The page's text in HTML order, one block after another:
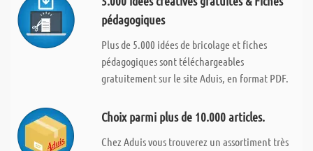
pédagogiques
Plus de 5.000 idées de bricolage et fiches
pédagogiques sont téléchargeables
gratuitement sur le site Aduis, en format PDF.
Choix parmi plus de 10.000 articles.
Chez Aduis vous trouverez un assortiment très